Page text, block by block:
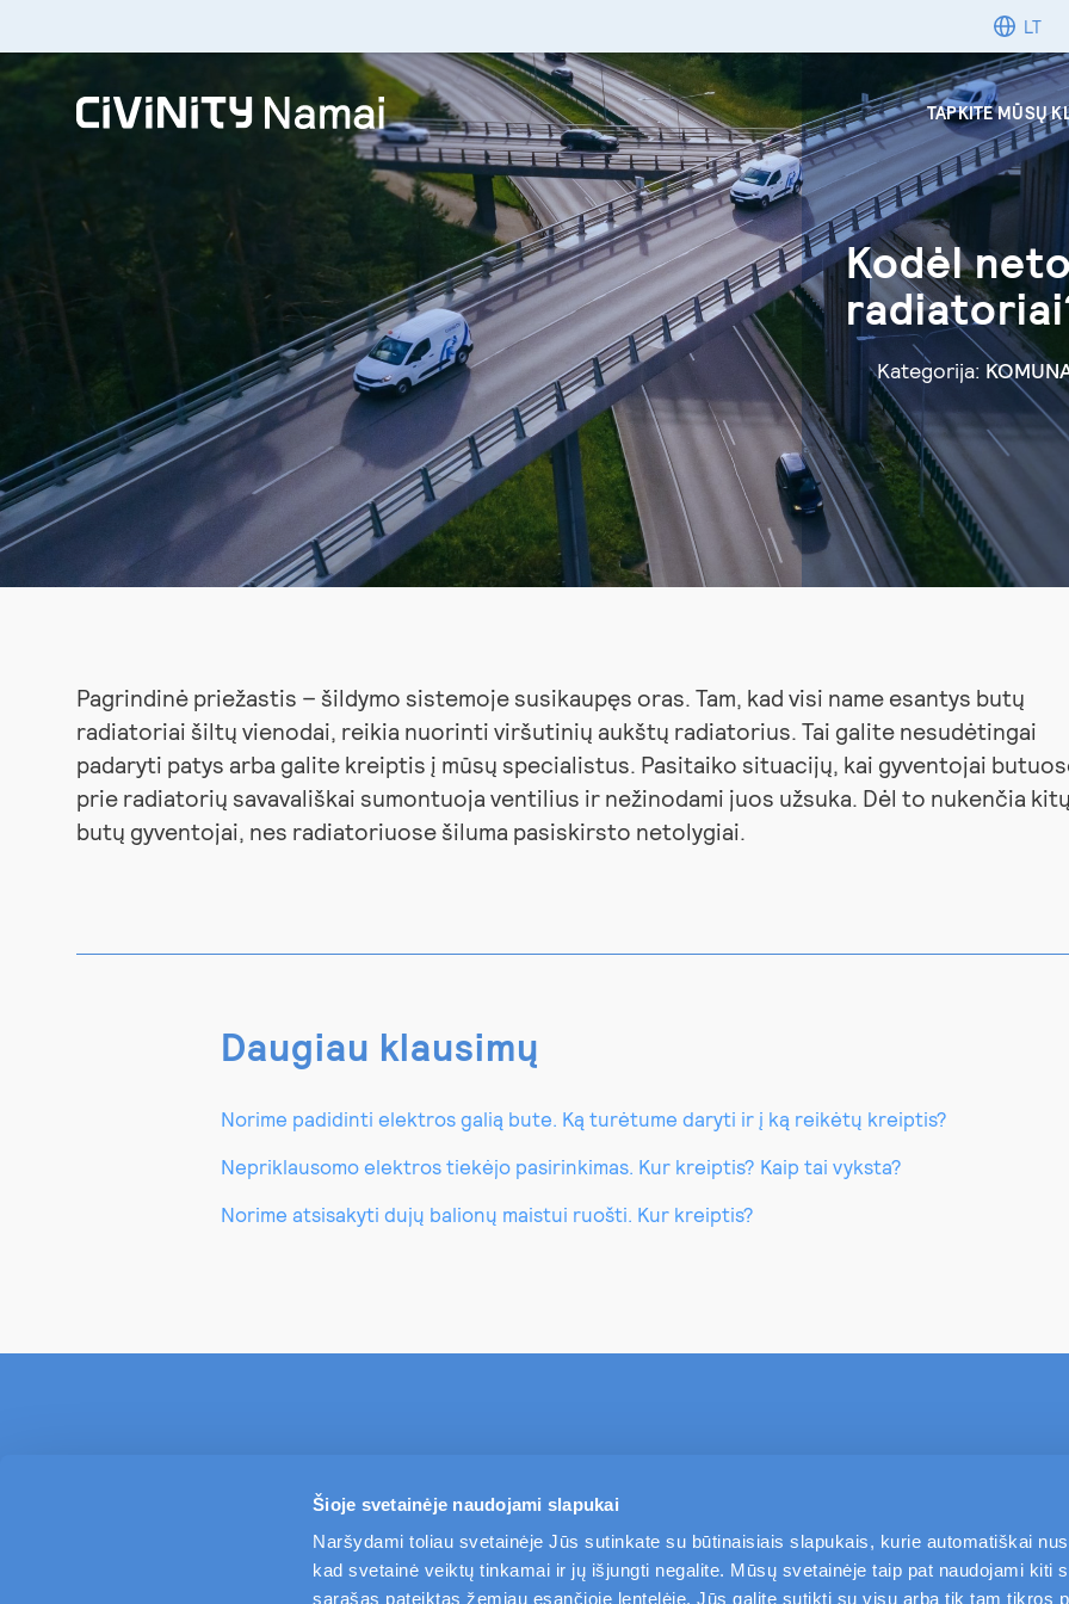
Šioje svetainėje naudojami slapukai
Naršydami toliau svetainėje Jūs sutinkate su būtinaisiais slapukais, kurie automatiškai
kad svetainė veiktų tinkamai ir jų išjungti negalite. Mūsų svetainėje taip pat naudojami kiti
sąrašas pateiktas žemiau esančioje lentelėje. Jūs galite sutikti su visų arba tik tam tikros
LT
TAPKITE MŪSŲ
Kodėl
Kategorija:
Pagrindinė priežastis – šildymo sistemoje susikaupęs oras. Tam, kad visi name esantys butų
radiatoriai šiltų vienodai, reikia nuorinti viršutinių aukštų radiatorius. Tai galite nesudėtingai
padaryti patys arba galite kreiptis į mūsų specialistus. Pasitaiko situacijų, kai gyventojai
prie radiatorių savavališkai sumontuoja ventilius ir nežinodami juos užsuka. Dėl to nukenčia
butų gyventojai, nes radiatoriuose šiluma pasiskirsto netolygiai.
Daugiau klausimų
Norime padidinti elektros galią bute. Ką turėtume daryti ir į ką reikėtų kreiptis?
Nepriklausomo elektros tiekėjo pasirinkimas. Kur kreiptis? Kaip tai vyksta?
Norime atsisakyti dujų balionų maistui ruošti. Kur kreiptis?